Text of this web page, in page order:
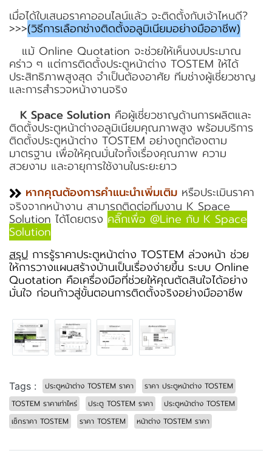
เมื่อได้ใบเสนอราคาออนไลน์แล้ว จะติดตั้งกับเจ้าไหนดี?
>>>(วิธีการเลือกช่างติดตั้งอลูมิเนียมอย่างมืออาชีพ)
แม้ Online Quotation จะช่วยให้เห็นงบประมาณ
คร่าว ๆ แต่การติดตั้งประตูหน้าต่าง TOSTEM ให้ได้
ประสิทธิภาพสูงสุด จำเป็นต้องอาศัย ทีมช่างผู้เชี่ยวชาญ
และการสำรวจหน้างานจริง
K Space Solution คือผู้เชี่ยวชาญด้านการผลิตและ
ติดตั้งประตูหน้าต่างอลูมิเนียมคุณภาพสูง พร้อมบริการ
ติดตั้งประตูหน้าต่าง TOSTEM อย่างถูกต้องตาม
มาตรฐาน เพื่อให้คุณมั่นใจทั้งเรื่องคุณภาพ ความ
สวยงาม และอายุการใช้งานในระยะยาว
หากคุณต้องการคำแนะนำเพิ่มเติม หรือประเมินราคา
จริงจากหน้างาน สามารถติดต่อทีมงาน K Space
Solution ได้โดยตรง คลิ๊กเพื่อ @Line กับ K Space
Solution
สรุป การรู้ราคาประตูหน้าต่าง TOSTEM ล่วงหน้า ช่วย
ให้การวางแผนสร้างบ้านเป็นเรื่องง่ายขึ้น ระบบ Online
Quotation คือเครื่องมือที่ช่วยให้คุณตัดสินใจได้อย่าง
มั่นใจ ก่อนก้าวสู่ขั้นตอนการติดตั้งจริงอย่างมืออาชีพ
Tags : ประตูหน้าต่าง TOSTEM ราคา
ราคา ประตูหน้าต่าง TOSTEM
TOSTEM ราคาเท่าไหร่
ประตู TOSTEM ราคา
ประตูหน้าต่าง TOSTEM
เช็กราคา TOSTEM
ราคา TOSTEM หน้าต่าง TOSTEM ราคา